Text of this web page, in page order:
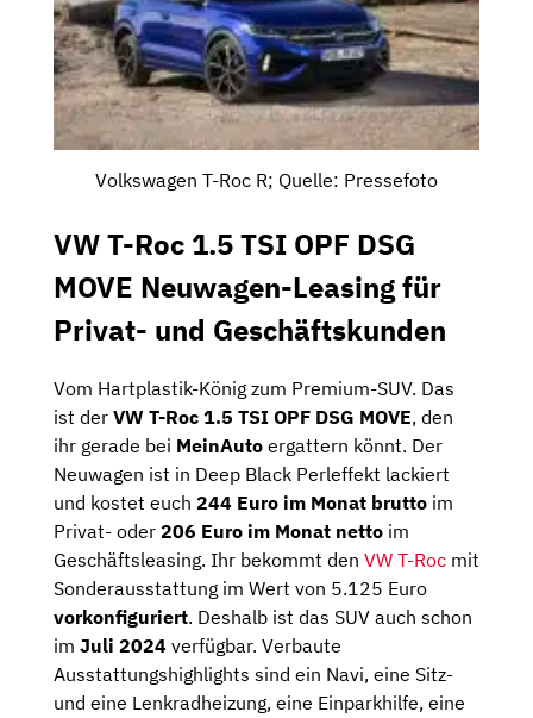
Volkswagen T-Roc R; Quelle: Pressefoto
VW T-Roc 1.5 TSI OPF DSG
MOVE Neuwagen-Leasing für
Privat- und Geschäftskunden
Vom Hartplastik-König zum Premium-SUV. Das
ist der VW T-Roc 1.5 TSI OPF DSG MOVE, den
ihr gerade bei MeinAuto ergattern könnt. Der
Neuwagen ist in Deep Black Perleffekt lackiert
und kostet euch 244 Euro im Monat brutto im
Privat- oder 206 Euro im Monat netto im
Geschäftsleasing. Ihr bekommt den VW T-Roc mit
Sonderausstattung im Wert von 5.125 Euro
vorkonfiguriert. Deshalb ist das SUV auch schon
im Juli 2024 verfügbar. Verbaute
Ausstattungshighlights sind ein Navi, eine Sitz-
und eine Lenkradheizung, eine Einparkhilfe, eine